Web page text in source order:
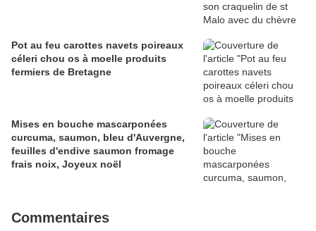
Pot au feu carottes navets poireaux
céleri chou os à moelle produits
fermiers de Bretagne
Mises en bouche mascarponées
curcuma, saumon, bleu d'Auvergne,
feuilles d'endive saumon fromage
frais noix, Joyeux noël
Commentaires